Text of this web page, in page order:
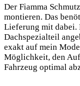
Der Fiamma
montieren. Das
Lieferung mit dabei.
Dachspezialteil
exakt auf mein
Möglichkeit, den
Fahrzeug optimal